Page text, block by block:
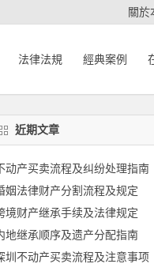
關於
法律法規 經典案例
近期文章
动产买卖流程及纠纷处理指南
姻法律财产分割流程及规定
境财产继承手续及法律规定
地继承顺序及遗产分配指南
圳不动产买卖流程及注意事项